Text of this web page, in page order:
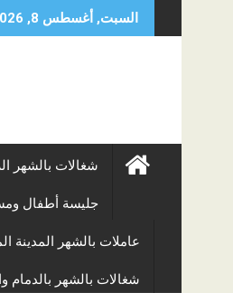
to
السبت, أغسطس 8, 2026
شغالات بالشهر
جليسة أطفال
عاملات بالشهر المدينة
شغالات بالشهر بالدمام